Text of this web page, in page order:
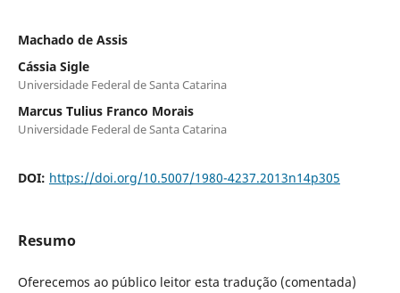
Machado de Assis
Cássia Sigle
Universidade Federal de Santa Catarina
Marcus Tulius Franco Morais
Universidade Federal de Santa Catarina
DOI: https://doi.org/10.5007/1980-4237.2013n14p305
Resumo
Oferecemos ao público leitor esta tradução (comentada)